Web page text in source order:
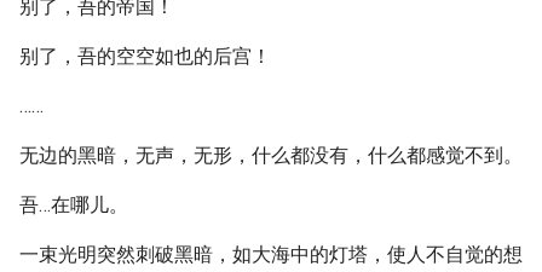
别了，吾的帝国！
别了，吾的空空如也的后宫！
……
无边的黑暗，无声，无形，什么都没有，什么都感觉不到。
吾…在哪儿。
一束光明突然刺破黑暗，如大海中的灯塔，使人不自觉的想